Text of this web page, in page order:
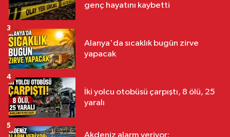
genç hayatını kaybetti
Alanya'da sıcaklık bugün zirve
yapacak
3
İki yolcu otobüsü çarpıştı, 8 ölü, 25
yaralı
4
5